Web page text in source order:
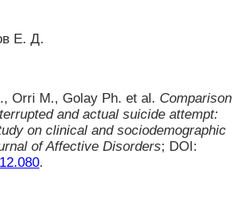
Е. Д.
Orri M., Golay Ph. et al. Comparison
and actual suicide attempt:
on clinical and sociodemographic
of Affective Disorders; DOI:
.